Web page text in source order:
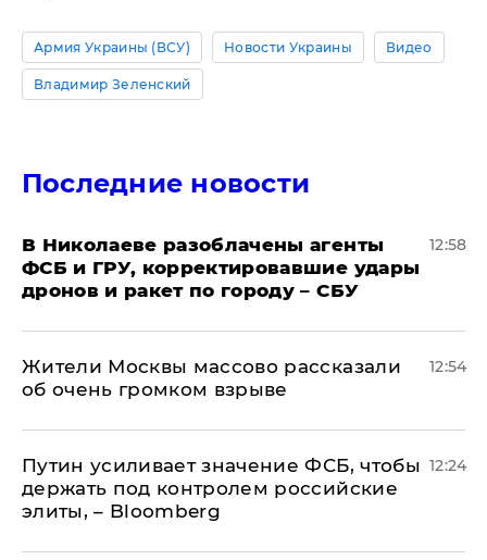
Армия Украины (ВСУ) Новости Украины Видео
Владимир Зеленский
Последние новости
В Николаеве разоблачены агенты
ФСБ и ГРУ, корректировавшие удары
дронов и ракет по городу – СБУ
12:58
Жители Москвы массово рассказали
об очень громком взрыве
12:54
Путин усиливает значение ФСБ, чтобы
держать под контролем российские
элиты, – Bloomberg
12:24